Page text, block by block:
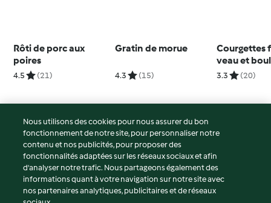
Rôti de porc aux
poires
4.5 (21)
Gratin de morue
4.3 (15)
Courgettes
veau et
poivron
3.3 (20)
© Copyright 2026
Conditions d'utilisation
Politique de confidentialité
Non-responsabilité
Nous utilisons des cookies pour nous assurer du bon
fonctionnement de notre site, pour personnaliser notre
contenu et nos publicités, pour proposer des
fonctionnalités adaptées sur les réseaux sociaux et afin
d’analyser notre trafic. Nous partageons également des
informations quant à votre navigation sur notre site avec
nos partenaires analytiques, publicitaires et de réseaux